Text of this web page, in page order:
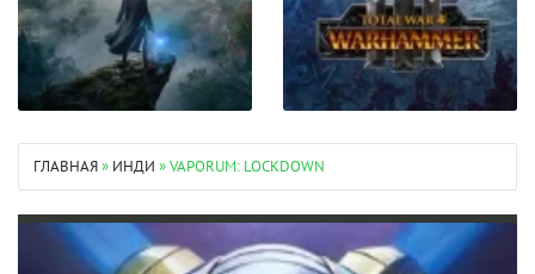
ГЛАВНАЯ» ИНДИ » VAPORUM: LOCKDOWN